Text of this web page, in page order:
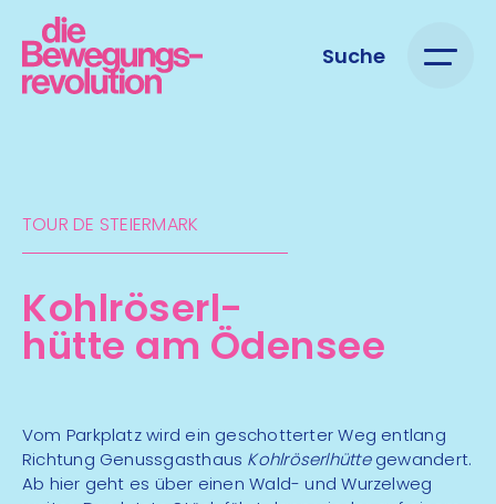
Suche
TOUR DE STEIERMARK​
Kohlröserl-
hütte am Ödensee
Vom Parkplatz wird ein geschotterter Weg entlang
Richtung Genussgasthaus Kohlröserlhüttegewandert.
Ab hier geht es über einen Wald- und Wurzelweg